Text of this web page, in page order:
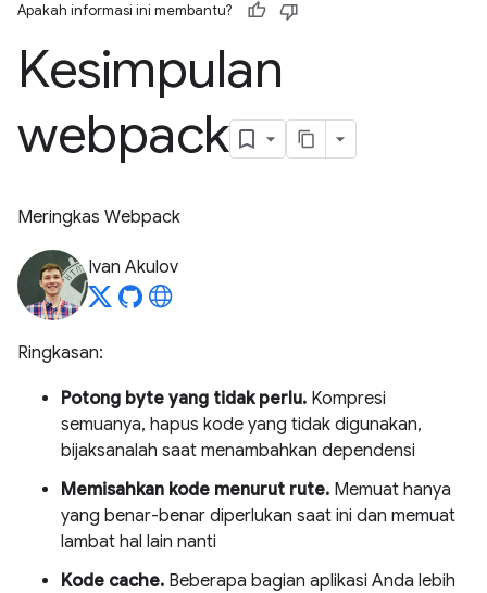
Apakah informasi ini membantu?
Kesimpulan
webpack
Meringkas Webpack
Ivan Akulov
Ringkasan:
Potong byte yang tidak perlu. Kompresi
semuanya, hapus kode yang tidak digunakan,
bijaksanalah saat menambahkan dependensi
Memisahkan kode menurut rute. Memuat hanya
yang benar-benar diperlukan saat ini dan memuat
lambat hal lain nanti
Kode cache. Beberapa bagian aplikasi Anda lebih